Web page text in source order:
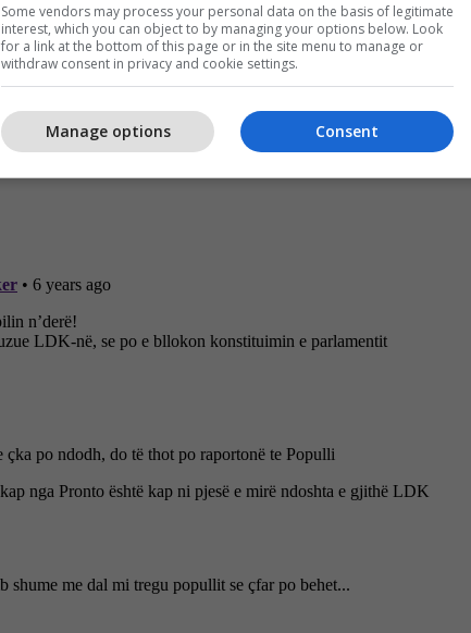
Some vendors may process your personal data on the basis of legitimate
interest, which you can object to by managing your options below. Look
for a link at the bottom of this page or in the site menu to manage or
withdraw consent in privacy and cookie settings.
Consent
Manage options